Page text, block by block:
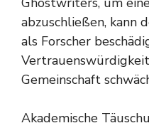
abzuschließen, kann
als Forscher
Gemeinschaft
Akademische